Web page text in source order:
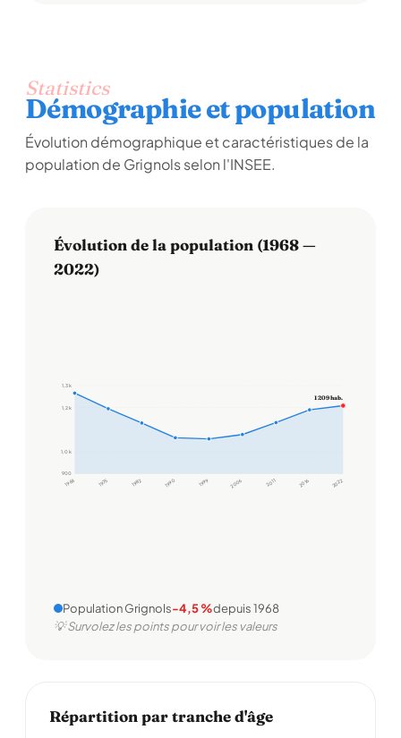
Statistics
Démographie et population
Évolution démographique et caractéristiques de la
population de Grignols selon l'INSEE.
Évolution de la population (1968 —
2022)
900
1,0 k
1,2 k
1,3 k
1968 1975 1982 1990 1999 2006 2011 2016 2022
1 209 hab.
Population Grignols-4,5 %depuis 1968
💡 Survolez les points pour voir les valeurs
Répartition par tranche d'âge